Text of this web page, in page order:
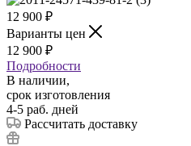
12 900 ₽
Варианты цен
12 900 ₽
Подробности
В наличии,
срок изготовления
4-5 раб. дней
Рассчитать доставку